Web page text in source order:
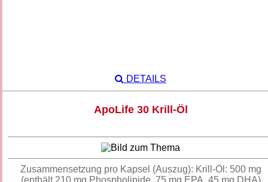
DETAILS
ApoLife 30 Krill-Öl
Zusammensetzung pro Kapsel (Auszug): Krill-Öl: 500 mg